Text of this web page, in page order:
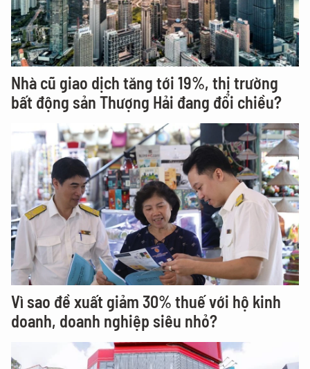
Nhà cũ giao dịch tăng tới 19%, thị trường
bất động sản Thượng Hải đang đổi chiều?
Vì sao đề xuất giảm 30% thuế với hộ kinh
doanh, doanh nghiệp siêu nhỏ?